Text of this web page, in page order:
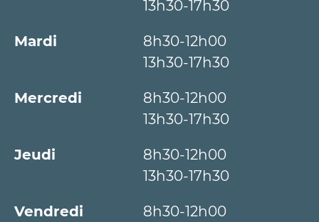
13h30-17h30
Mardi
8h30-12h00
13h30-17h30
Mercredi
8h30-12h00
13h30-17h30
Jeudi
8h30-12h00
13h30-17h30
Vendredi 8h30-12h00